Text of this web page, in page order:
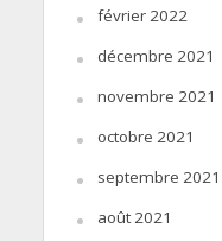
février 2022
décembre 2021
novembre 2021
octobre 2021
septembre 2021
août 2021